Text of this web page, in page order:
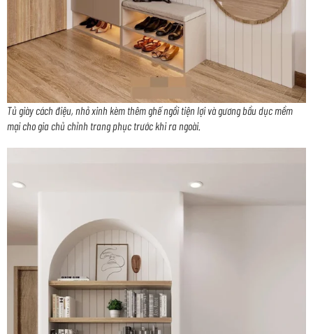
Tủ giày cách điệu, nhỏ xinh kèm thêm ghế ngồi tiện lợi và gương bầu dục mềm
mại cho gia chủ chỉnh trang phục trước khi ra ngoài.